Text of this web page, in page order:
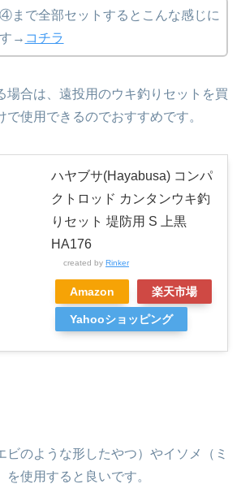
で全部セットするとこんな感じに
→ コチラ
場合は、遠投用のウキ釣りセットを買
で使用できるのでおすすめです。
ハヤブサ(Hayabusa) コンパ
クトロッド カンタンウキ釣
りセット 堤防用 S 上黒
HA176
created by Rinker
Amazon 楽天市場
Yahooショッピング
ビのような形したやつ）やイソメ（ミ
を使用すると良いです。